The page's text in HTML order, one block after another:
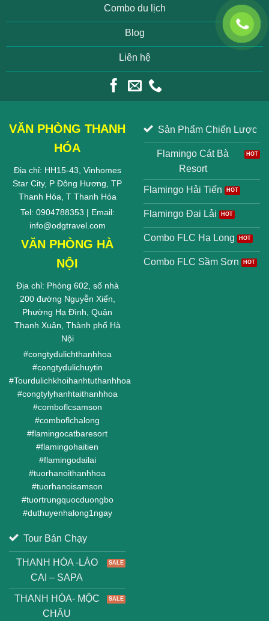
Combo du lịch
Blog
Liên hệ
VĂN PHÒNG THANH
HÓA
Địa chỉ: HH15-43, Vinhomes
Star City, P Đông Hương, TP
Thanh Hóa, T Thanh Hóa
Tel: 0904788353 | Email:
info@odgtravel.com
VĂN PHÒNG HÀ
NỘI
Địa chỉ: Phòng 602, số nhà
200 đường Nguyễn Xiển,
Phường Hạ Đình, Quận
Thanh Xuân, Thành phố Hà
Nội
#congtydulichthanhhoa
#congtydulichuytin
#Tourdulichkhoihanhtuthanhhoa
#congtylyhanhtaithanhhoa
#comboflcsamson
#comboflchalong
#flamingocatbaresort
#flamingohaitien
#flamingodailai
#tuorhanoithanhhoa
#tuorhanoisamson
#tuortrungquocduongbo
#duthuyenhalong1ngay
Sản Phẩm Chiến Lược
Flamingo Cát Bà
Resort
Flamingo Hải Tiến
Flamingo Đại Lải
Combo FLC Hạ Long
Combo FLC Sầm Sơn
Tour Bán Chạy
THANH HÓA -LÀO
CAI – SAPA
THANH HÓA- MỘC
CHÂU